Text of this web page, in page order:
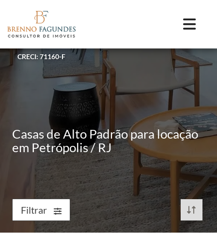
CRECI: 71160-F
Casas de Alto Padrão para locação
em Petrópolis / RJ
Filtrar